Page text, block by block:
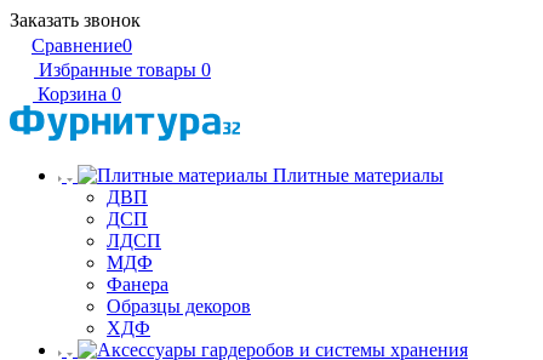
Заказать звонок
Сравнение0
Избранные товары 0
Корзина 0
Плитные материалы
ДВП
ДСП
ЛДСП
МДФ
Фанера
Образцы декоров
ХДФ